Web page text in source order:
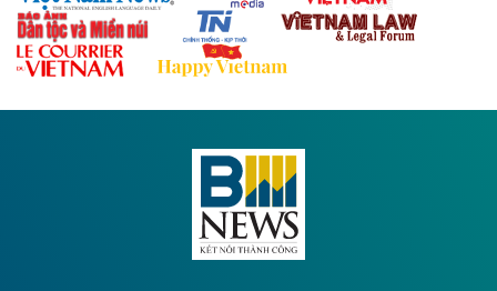
Theo baodautu.vn
Đề xuất đầu tư 11.500 tỷ đồng xây dựng cao
tốc CT.11 qua Ninh Bình
Đông A dài khoảng 25,1 km được kỳ vọng sẽ tạo động
lực phát triển kinh tế - xã hội khu vực phía Nam đồng